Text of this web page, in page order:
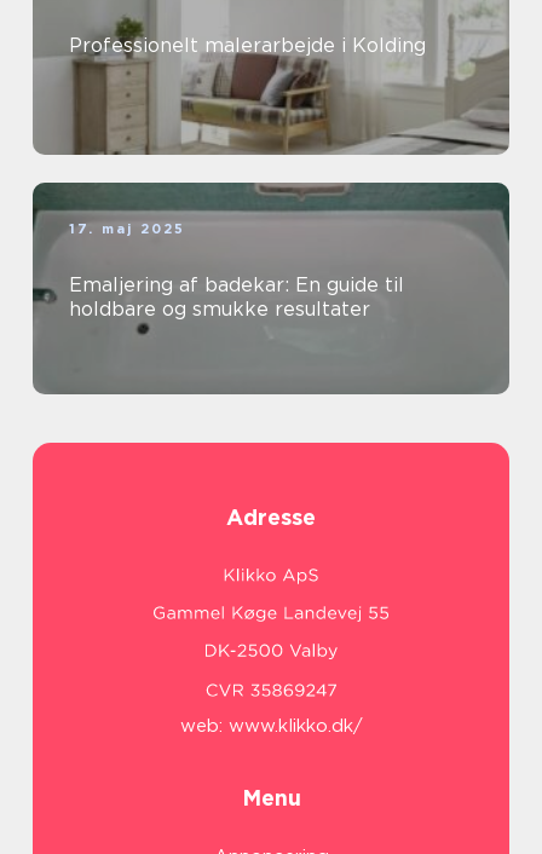
Professionelt malerarbejde i Kolding
17. maj 2025
Emaljering af badekar: En guide til
holdbare og smukke resultater
Adresse
web: www.klikko.dk/
Menu